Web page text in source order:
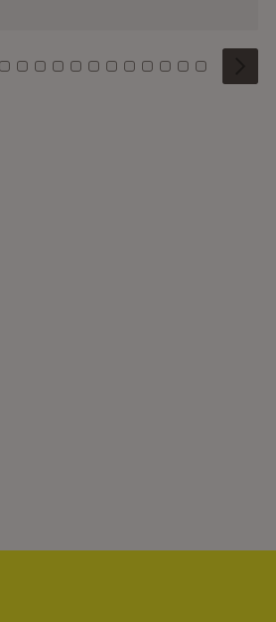
0 1
Kachel: 2
Zu Kachel: 3
Zu Kachel: 4
Zu Kachel: 5
Zu Kachel: 6
Zu Kachel: 7
Zu Kachel: 8
Zu Kachel: 9
Zu Kachel: 10
Zu Kachel: 11
Zu Kachel: 12
Zu Kachel:
Zu